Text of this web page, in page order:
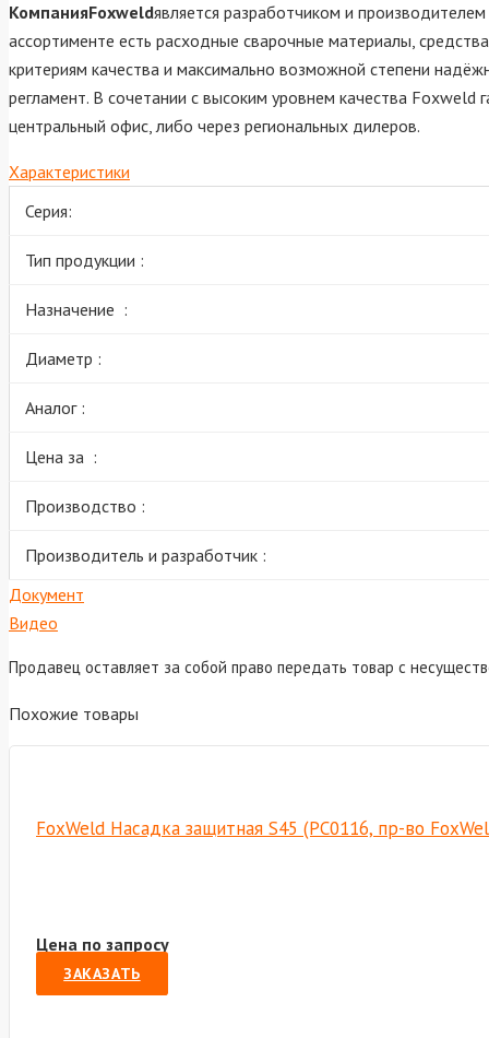
КомпанияFoxweldявляется разработчиком и
ассортименте есть расходные сварочные материалы,
критериям качества и максимально возможной степени
регламент. В сочетании с высоким уровнем качества
центральный офис, либо через региональных дилеров.
Характеристики
Серия:
Тип продукции :
Назначение :
Диаметр :
Аналог :
Цена за :
Производство :
Производитель и разработчик :
Документ
Видео
Продавец оставляет за собой право передать товар с
Похожие товары
FoxWeld Насадка защитная S45 (PC0116, пр-во
Цена по запросу
ЗАКАЗАТЬ